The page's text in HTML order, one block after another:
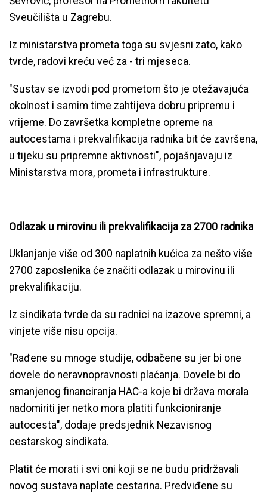
Sveučilišta u Zagrebu.
Iz ministarstva prometa toga su svjesni zato, kako
tvrde, radovi kreću već za - tri mjeseca.
"Sustav se izvodi pod prometom što je otežavajuća
okolnost i samim time zahtijeva dobru pripremu i
vrijeme. Do završetka kompletne opreme na
autocestama i prekvalifikacija radnika bit će završena,
u tijeku su pripremne aktivnosti", pojašnjavaju iz
Ministarstva mora, prometa i infrastrukture.
Odlazak u mirovinu ili prekvalifikacija za 2700 radnika
Uklanjanje više od 300 naplatnih kućica za nešto više
2700 zaposlenika će značiti odlazak u mirovinu ili
prekvalifikaciju.
Iz sindikata tvrde da su radnici na izazove spremni, a
vinjete više nisu opcija.
"Rađene su mnoge studije, odbačene su jer bi one
dovele do neravnopravnosti plaćanja. Dovele bi do
smanjenog financiranja HAC-a koje bi država morala
nadomiriti jer netko mora platiti funkcioniranje
autocesta", dodaje predsjednik Nezavisnog
cestarskog sindikata.
Platit će morati i svi oni koji se ne budu pridržavali
novog sustava naplate cestarina. Predviđene su